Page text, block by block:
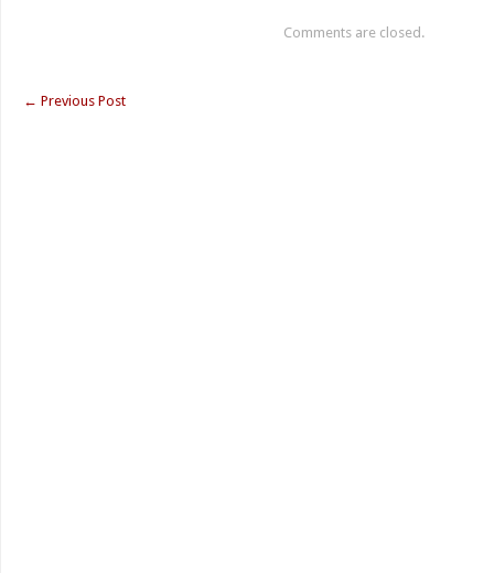
Comments are closed.
← Previous Post